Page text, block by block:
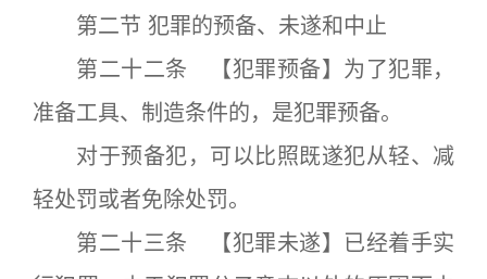
第二节 犯罪的预备、未遂和中止
第二十二条 【犯罪预备】为了犯罪，
准备工具、制造条件的，是犯罪预备。
对于预备犯，可以比照既遂犯从轻、减
轻处罚或者免除处罚。
第二十三条 【犯罪未遂】已经着手实